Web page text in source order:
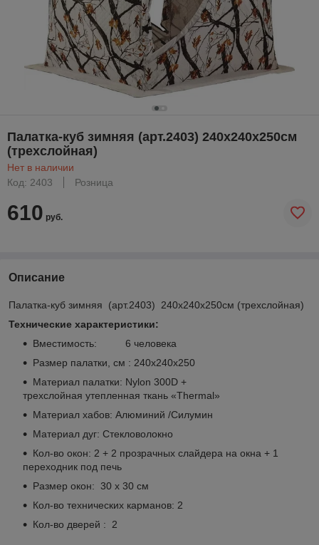
Палатка-куб зимняя (арт.2403) 240х240х250см
(трехслойная)
Нет в наличии
Код: 2403
Розница
610 руб.
Описание
Палатка-куб зимняя (арт.2403) 240х240х250см (трехслойная)
Технические характеристики:
Вместимость: 6 человека
Размер палатки, см : 240х240х250
Материал палатки: Nylon 300D +
трехслойная утепленная ткань «Thermal»
Материал хабов: Алюминий /Силумин
Материал дуг: Стекловолокно
Кол-во окон: 2 + 2 прозрачных слайдера на окна + 1
переходник под печь
Размер окон: 30 х 30 см
Кол-во технических карманов: 2
Кол-во дверей : 2